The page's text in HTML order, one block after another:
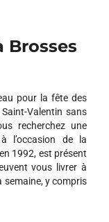
Brosses
pour la fête des
Valentin sans
recherchez une
l’occasion de la
1992, est présent
vous livrer à
semaine, y compris